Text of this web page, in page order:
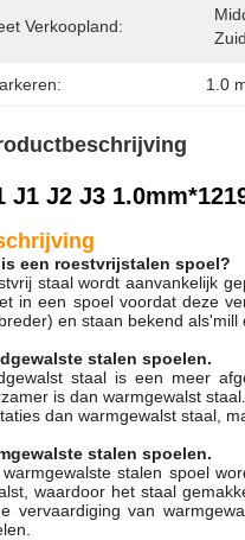
Verkoopland:
1.0
J1 J2 J3
is een roestvrijstalen spoel?
staal wordt aanvankelijk
in een spoel voordat deze
en staan bekend als'mill
stalen spoelen.
staal is een meer
is dan warmgewalst
dan warmgewalst staal,
stalen spoelen.
stalen spoel
waardoor het staal
vervaardiging van